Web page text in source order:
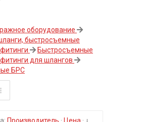
оборудование
быстросъемные
Быстросъемные
для шлангов
БРС